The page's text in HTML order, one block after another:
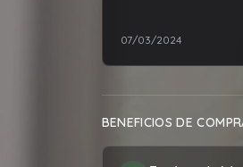
07/03/2024
BENEFICIOS DE